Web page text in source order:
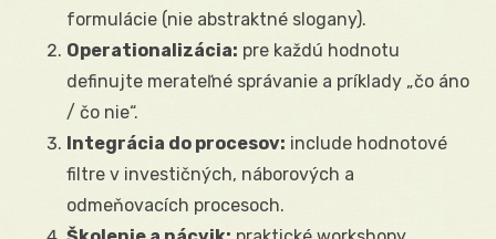
formulácie (nie abstraktné slogany).
Operationalizácia: pre každú hodnotu
definujte merateľné správanie a príklady „čo áno
/ čo nie“.
Integrácia do procesov: include hodnotové
filtre v investičných, náborových a
odmeňovacích procesoch.